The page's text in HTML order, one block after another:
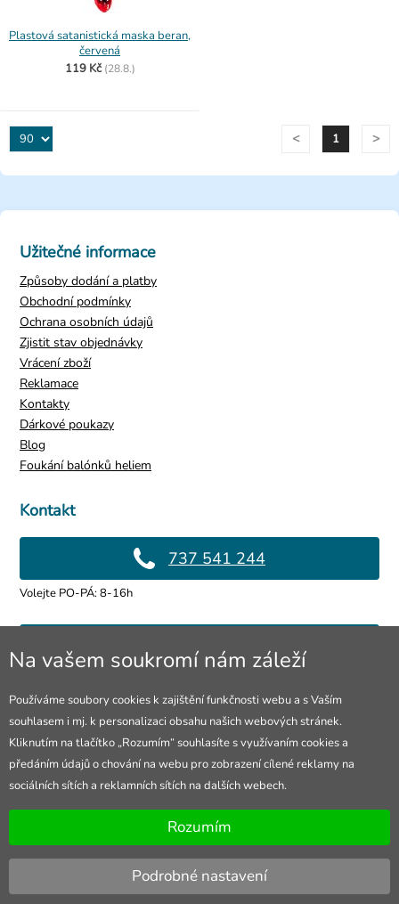
Plastová satanistická maska beran,
červená
119 Kč (28.8.)
< 1 >
Kontakt
737 541 244
Volejte PO-PÁ: 8-16h
info@4lol.cz
Prodejna Ostrava
28. října 250/285
Otevřeno Po-Pá 8-16h
Užitečné informace
Způsoby dodání a platby
Obchodní podmínky
Ochrana osobních údajů
Zjistit stav objednávky
Vrácení zboží
Reklamace
Kontakty
Dárkové poukazy
Blog
Foukání balónků heliem
Na vašem soukromí nám záleží
Používáme soubory cookies k zajištění funkčnosti webu a s Vaším
souhlasem i mj. k personalizaci obsahu našich webových stránek.
Kliknutím na tlačítko „Rozumím“ souhlasíte s využívaním cookies a
předáním údajů o chování na webu pro zobrazení cílené reklamy na
sociálních sítích a reklamních sítích na dalších webech.
Rozumím
Podrobné nastavení